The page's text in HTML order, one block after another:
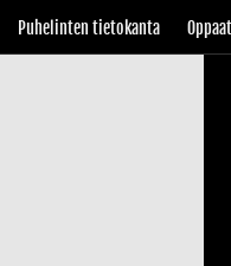
Puhelinten tietokanta